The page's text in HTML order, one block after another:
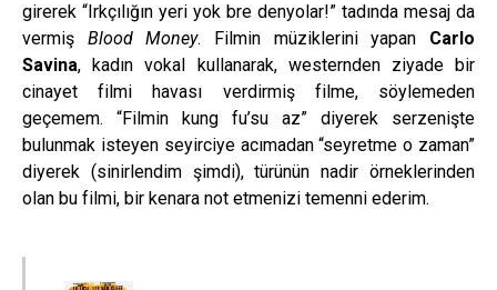
girerek “Irkçılığın yeri yok bre denyolar!” tadında mesaj da
vermiş Blood Money. Filmin müziklerini yapan Carlo
Savina, kadın vokal kullanarak, westernden ziyade bir
cinayet filmi havası verdirmiş filme, söylemeden
geçemem. “Filmin kung fu’su az” diyerek serzenişte
bulunmak isteyen seyirciye acımadan “seyretme o zaman”
diyerek (sinirlendim şimdi), türünün nadir örneklerinden
olan bu filmi, bir kenara not etmenizi temenni ederim.